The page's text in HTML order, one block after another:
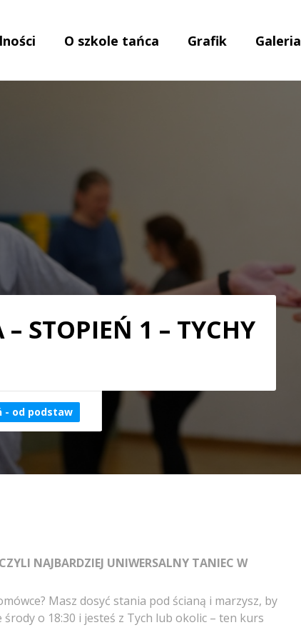
O szkole tańca Grafik Galeria
STOPIEŃ 1 – TYCHY
- od podstaw
NAJBARDZIEJ UNIWERSALNY TANIEC W
Masz dosyć stania pod ścianą i marzysz, by
o 18:30 i jesteś z Tych lub okolic – ten kurs